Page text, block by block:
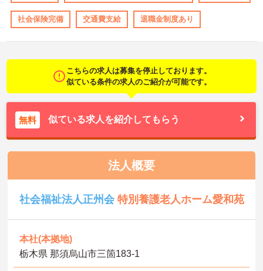
社会保険完備 交通費支給 退職金制度あり
こちらの求人は募集を停止しております。
似ている条件の求人のご紹介が可能です。
無料 似ている求人を紹介してもらう
法人概要
社会福祉法人正州会特別養護老人ホーム愛和苑
本社(本拠地)
栃木県 那須烏山市三箇183-1